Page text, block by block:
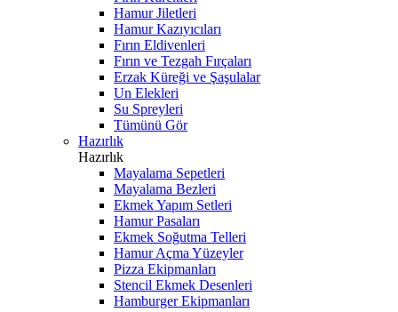
Hamur Jiletleri
Hamur Kazıyıcıları
Fırın Eldivenleri
Fırın ve Tezgah Fırçaları
Erzak Küreği ve Şaşulalar
Un Elekleri
Su Spreyleri
Tümünü Gör
Hazırlık
Hazırlık
Mayalama Sepetleri
Mayalama Bezleri
Ekmek Yapım Setleri
Hamur Pasaları
Ekmek Soğutma Telleri
Hamur Açma Yüzeyler
Pizza Ekipmanları
Stencil Ekmek Desenleri
Hamburger Ekipmanları